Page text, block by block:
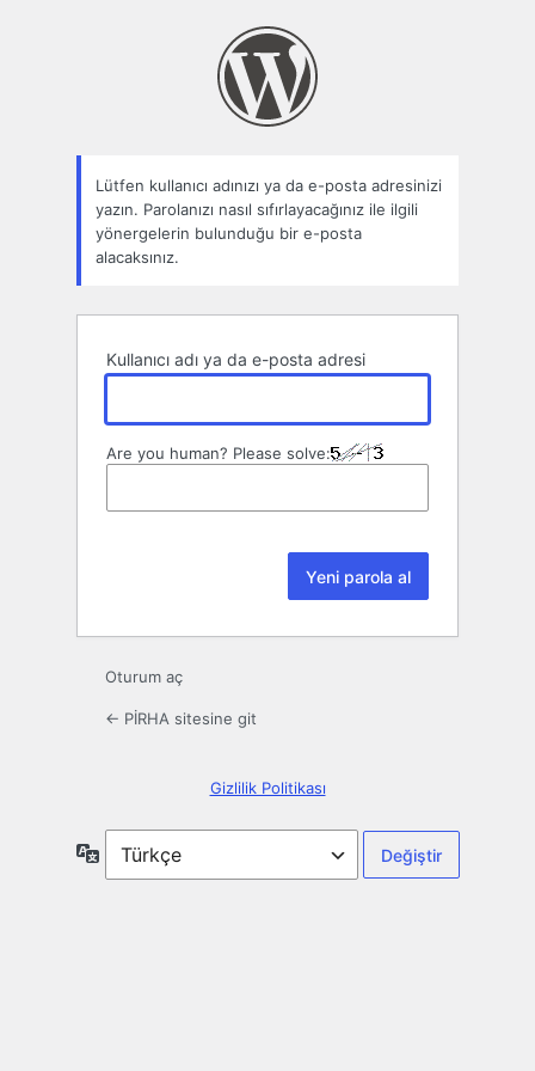
Lütfen kullanıcı adınızı ya da e-posta adresinizi
yazın. Parolanızı nasıl sıfırlayacağınız ile ilgili
yönergelerin bulunduğu bir e-posta
alacaksınız.
Kullanıcı adı ya da e-posta adresi
Are you human? Please solve:
Oturum aç
← PİRHA sitesine git
Gizlilik Politikası
Dil